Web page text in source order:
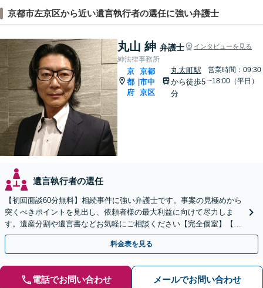
京都市左京区から近い遺言執行者の選任に強い弁護士
丸山 紳 弁護士 インタビューを見る
紳法律事務所
京
都
府
京都
市中
京区
丸太町駅
から徒歩5
分
営業時間：09:30
~18:00（平日）
遺言執行者の選任
【初回面談60分無料】相続事件に強い弁護士です。事案の見極めから
突くべきポイントを見出し、依頼者様の最大利益に向けて尽力しま
す。遺産分割や遺言書などお気軽にご相談ください【完全個室】【丸
太町駅5分】
料金表を見る
電話でお問い合わせ メールでお問い合わせ